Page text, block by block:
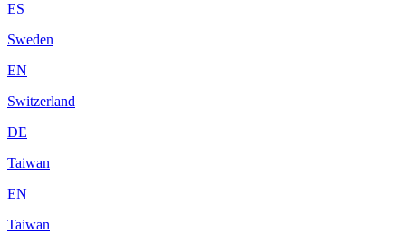
ES
Sweden
EN
Switzerland
DE
Taiwan
EN
Taiwan